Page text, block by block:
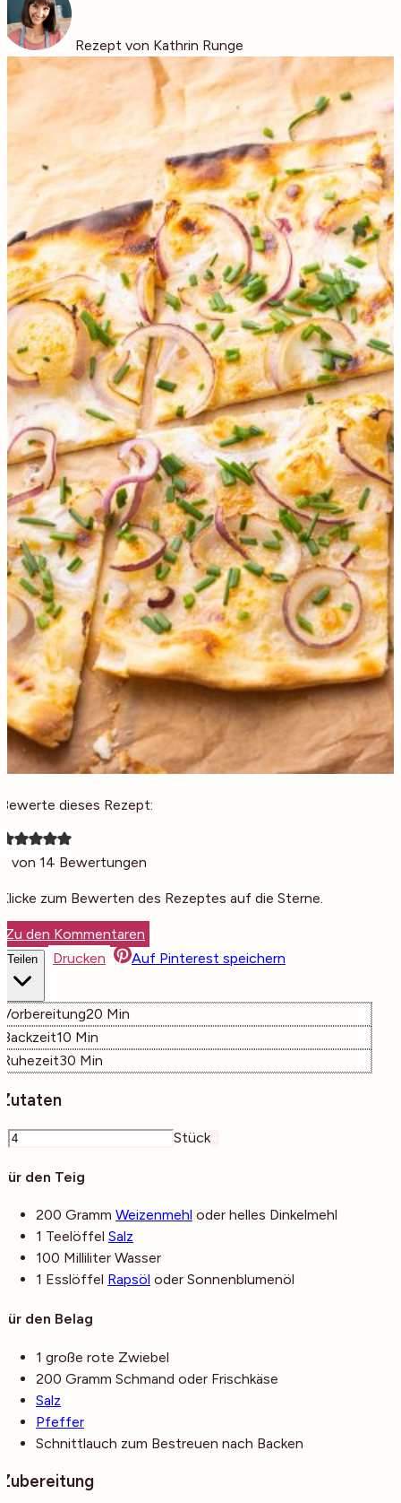
Rezept von Kathrin Runge
Bewerte dieses Rezept:
von 14 Bewertungen
Klicke zum Bewerten des Rezeptes auf die Sterne.
Zu den Kommentaren
Teilen Drucken Auf Pinterest speichern
Vorbereitung20 Minuten
Min
Backzeit10 Minuten
Min
Ruhezeit30 Minuten
Min
Zutaten
Stück
Für den Teig
200 Gramm Weizenmehl oder helles Dinkelmehl
1 Teelöffel Salz
100 Milliliter Wasser
1 Esslöffel Rapsöl oder Sonnenblumenöl
Für den Belag
1 große rote Zwiebel
200 Gramm Schmand oder Frischkäse
Salz
Pfeffer
Schnittlauch zum Bestreuen nach Backen
Zubereitung